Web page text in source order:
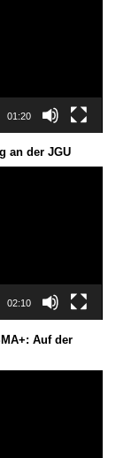
01:20
an der JGU
02:10
Auf der